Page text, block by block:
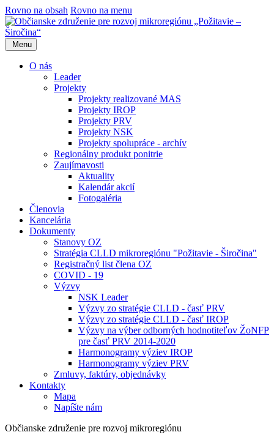
Rovno na obsah Rovno na menu
Menu
O nás
Leader
Projekty
Projekty realizované MAS
Projekty IROP
Projekty PRV
Projekty NSK
Projekty spolupráce - archív
Regionálny produkt ponitrie
Zaujímavosti
Aktuality
Kalendár akcií
Fotogaléria
Členovia
Kancelária
Dokumenty
Stanovy OZ
Stratégia CLLD mikroregiónu "Požitavie - Širočina"
Registračný list člena OZ
COVID - 19
Výzvy
NSK Leader
Výzvy zo stratégie CLLD - časť PRV
Výzvy zo stratégie CLLD - časť IROP
Výzvy na výber odborných hodnotiteľov ŽoNFP
pre časť PRV 2014-2020
Harmonogramy výziev IROP
Harmonogramy výziev PRV
Zmluvy, faktúry, objednávky
Kontakty
Mapa
Napíšte nám
Občianske združenie pre rozvoj mikroregiónu